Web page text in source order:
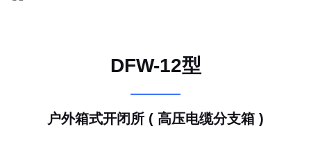
DFW-12型
户外箱式开闭所 ( 高压电缆分支箱 )